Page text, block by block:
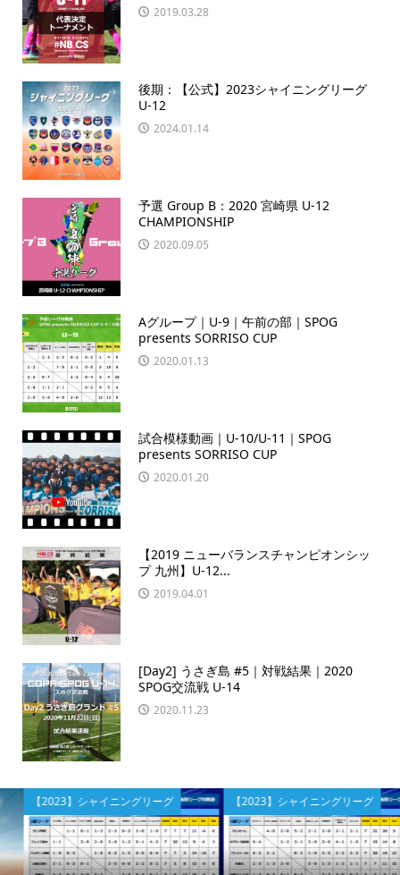
2019.03.28
後期：【公式】2023シャイニングリーグ
U-12
2024.01.14
予選 Group B：2020 宮崎県 U-12
CHAMPIONSHIP
2020.09.05
Aグループ｜U-9｜午前の部｜SPOG
presents SORRISO CUP
2020.01.13
試合模様動画｜U-10/U-11｜SPOG
presents SORRISO CUP
2020.01.20
【2019 ニューバランスチャンピオンシッ
プ 九州】U-12...
2019.04.01
[Day2] うさぎ島 #5｜対戦結果｜2020
SPOG交流戦 U-14
2020.11.23
【2023】シャイニングリーグ 【2023】シャイニングリーグ